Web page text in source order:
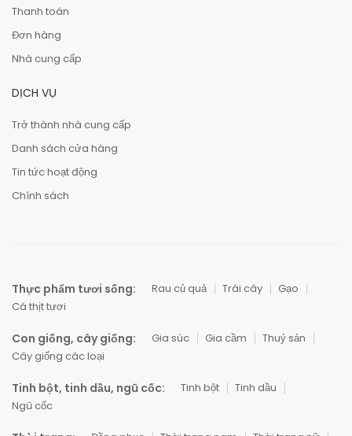
Thanh toán
Đơn hàng
Nhà cung cấp
DỊCH VỤ
Trở thành nhà cung cấp
Danh sách cửa hàng
Tin tức hoạt động
Chính sách
Thực phẩm tươi sống: Rau củ quả Trái cây
Gạo
Cá thịt tươi
Con giống, cây giống: Gia súc Gia cầm
Thuỷ sản
Cây giống các loại
Tinh bột, tinh dầu, ngũ cốc: Tinh bột
Tinh dầu
Ngũ cốc